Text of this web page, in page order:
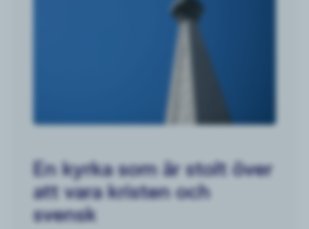
En kyrka som är stolt över
att vara kristen och
svensk